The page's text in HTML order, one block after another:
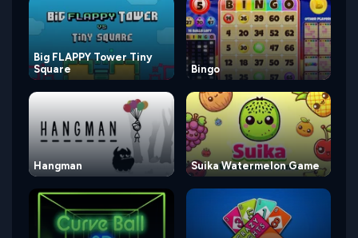
Big FLAPPY Tower Tiny
Square
Bingo
Hangman Suika Watermelon Game